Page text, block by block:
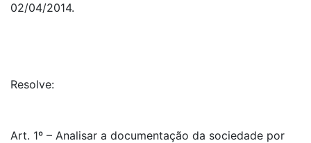
02/04/2014.
Resolve:
Art. 1º – Analisar a documentação da sociedade por